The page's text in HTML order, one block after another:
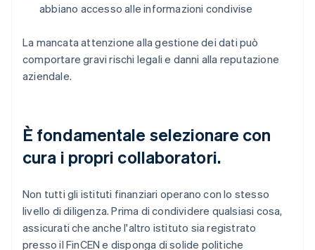
abbiano accesso alle informazioni condivise
La mancata attenzione alla gestione dei dati può
comportare gravi rischi legali e danni alla reputazione
aziendale.
È fondamentale selezionare con
cura i propri collaboratori.
Non tutti gli istituti finanziari operano con lo stesso
livello di diligenza. Prima di condividere qualsiasi cosa,
assicurati che anche l'altro istituto sia registrato
presso il FinCEN e disponga di solide politiche